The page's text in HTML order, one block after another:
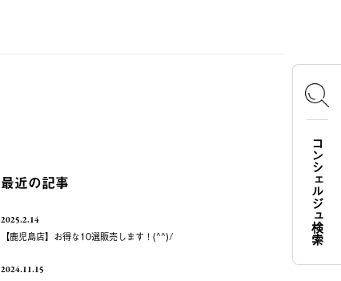
最近の記事
2025.2.14
【鹿児島店】お得な10選販売します！(^^)/
2024.11.15
コンシェルジュ検索